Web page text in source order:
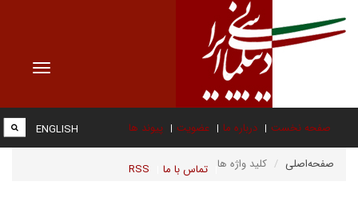
Toggle
صفحه نخست درباره ما عضویت پیوند ها
تماس با ما RSS
ENGLISH
صفحه‌اصلی کلید واژه ها